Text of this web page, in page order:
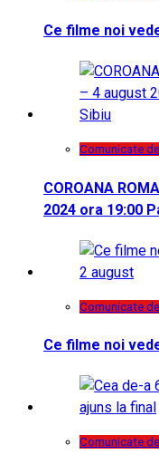
Ce filme noi
Comunicate
COROANA
2024 ora 19:00
Comunicate
Ce filme noi
Comunicate